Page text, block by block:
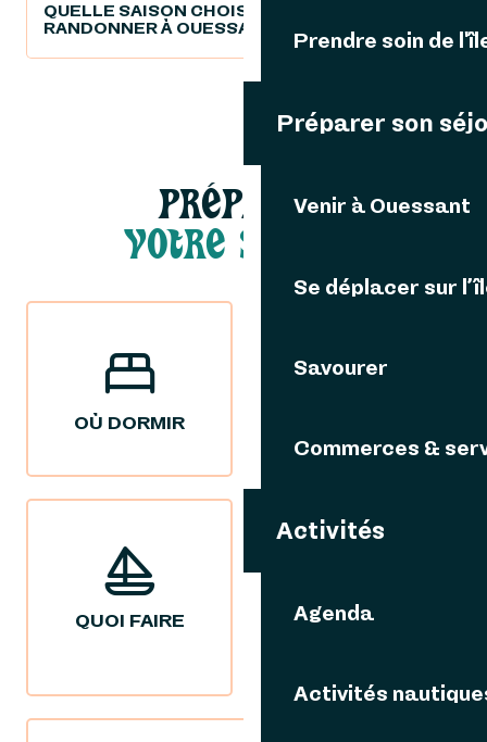
Prendre soin de
Préparer son
Venir à Ouessant
Se déplacer sur
Savourer
Commerces &
Activités
Agenda
Activités
QUELLE SAISON CHOISIR POUR
RANDONNER À OUESSANT ?
PRÉPARER
VOTRE SÉJOUR
OÙ DORMIR
QUOI FAIRE
NOS IDÉES